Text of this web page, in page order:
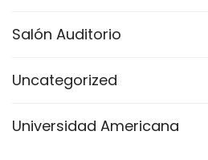
Salón Auditorio
Uncategorized
Universidad Americana